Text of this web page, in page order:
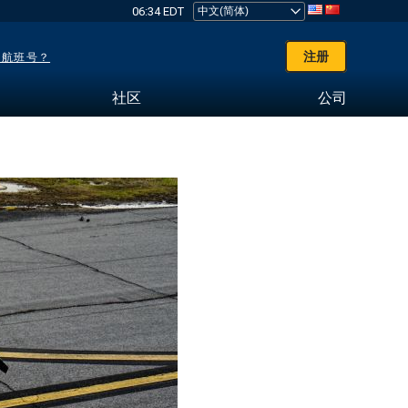
06:34 EDT
班号？ 注册
社区 公司